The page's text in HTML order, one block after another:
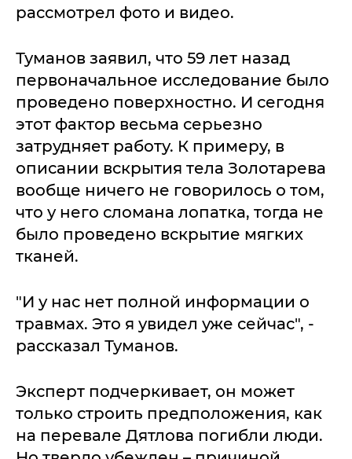
рассмотрел фото и видео.
Туманов заявил, что 59 лет назад
первоначальное исследование было
проведено поверхностно. И сегодня
этот фактор весьма серьезно
затрудняет работу. К примеру, в
описании вскрытия тела Золотарева
вообще ничего не говорилось о том,
что у него сломана лопатка, тогда не
было проведено вскрытие мягких
тканей.
"И у нас нет полной информации о
травмах. Это я увидел уже сейчас", -
рассказал Туманов.
Эксперт подчеркивает, он может
только строить предположения, как
на перевале Дятлова погибли люди.